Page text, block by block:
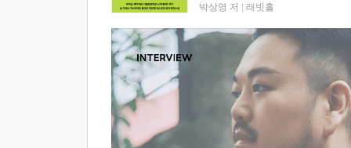
박상영 저 래빗홀